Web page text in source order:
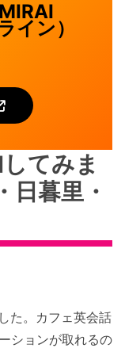
イン）
てみま
日暮里・
た。カフェ英会話
ションが取れるの